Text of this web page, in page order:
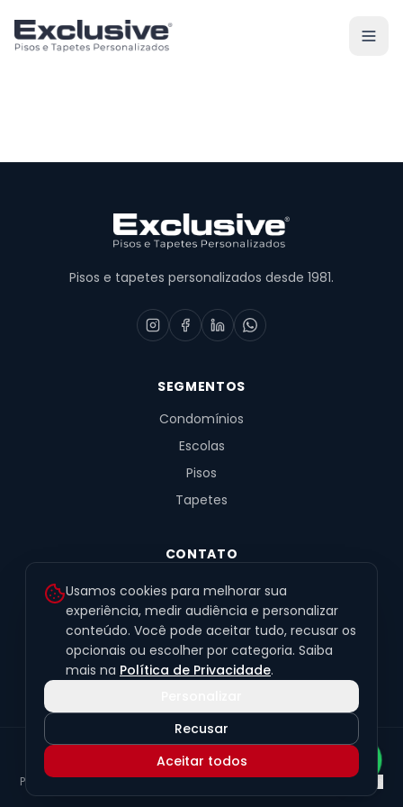
Pisos e tapetes personalizados desde 1981.
SEGMENTOS
Condomínios
Escolas
Pisos
Tapetes
CONTATO
R. Fernandes de Barros, 491, Sala 4
Alto da XV · Curitiba/PR · 80040-060
(41) 99201-6050
contato@exclusivetapetes.com.br
© 2026 Exclusive Pisos e Tapetes Personalizados
45.563.259/0001-89
Política de PrivacidadeTermos de UsoLGPDPreferências de cookies
Usamos cookies para melhorar sua
experiência, medir audiência e personalizar
conteúdo. Você pode aceitar tudo, recusar os
opcionais ou escolher por categoria. Saiba
mais na Política de Privacidade.
Recusar
Aceitar todos